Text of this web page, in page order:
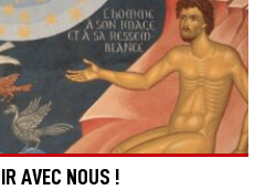
AVEC NOUS !